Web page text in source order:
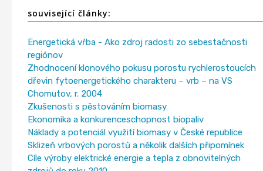
související články:
Energetická vŕba - Ako zdroj radosti zo sebestačnosti
regiónov
Zhodnocení klonového pokusu porostu rychlerostoucích
dřevin fytoenergetického charakteru – vrb – na VS
Chomutov, r. 2004
Zkušenosti s pěstováním biomasy
Ekonomika a konkurenceschopnost biopaliv
Náklady a potenciál využití biomasy v České republice
Sklizeň vrbových porostů a několik dalších připomínek
Cíle výroby elektrické energie a tepla z obnovitelných